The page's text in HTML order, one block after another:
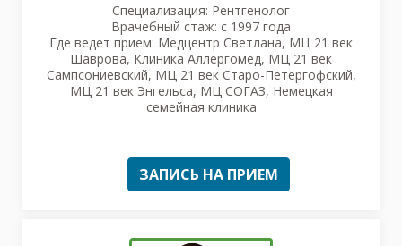
Специализация: Рентгенолог
Врачебный стаж: с 1997 года
Где ведет прием: Медцентр Светлана, МЦ 21 век
Шаврова, Клиника Аллергомед, МЦ 21 век
Сампсониевский, МЦ 21 век Старо-Петергофский,
МЦ 21 век Энгельса, МЦ СОГАЗ, Немецкая
семейная клиника
ЗАПИСЬ НА ПРИЕМ